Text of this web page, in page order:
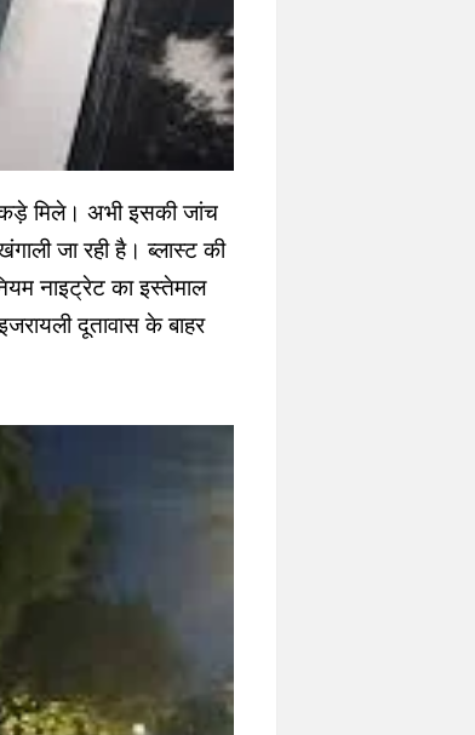
मिले। अभी इसकी जांच
जा रही है। ब्लास्ट की
नाइट्रेट का इस्तेमाल
दूतावास के बाहर